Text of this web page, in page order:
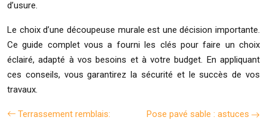
d’usure.
Le choix d’une découpeuse murale est une décision importante.
Ce guide complet vous a fourni les clés pour faire un choix
éclairé, adapté à vos besoins et à votre budget. En appliquant
ces conseils, vous garantirez la sécurité et le succès de vos
travaux.
Terrassement remblais:
Pose pavé sable : astuces